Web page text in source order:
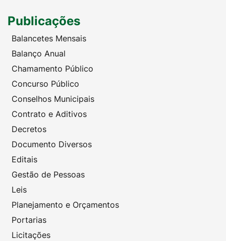
Publicações
Balancetes Mensais
Balanço Anual
Chamamento Público
Concurso Público
Conselhos Municipais
Contrato e Aditivos
Decretos
Documento Diversos
Editais
Gestão de Pessoas
Leis
Planejamento e Orçamentos
Portarias
Licitações